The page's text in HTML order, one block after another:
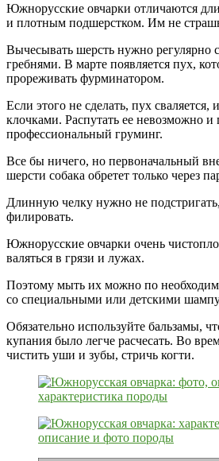
Южнорусские овчарки отличаются
и плотным подшерстком. Им не
Вычесывать шерсть нужно регулярно
гребнями. В марте появляется пух,
прореживать фурминатором.
Если этого не сделать, пух сваляется,
клочками. Распутать ее невозможно и
профессиональный груминг.
Все бы ничего, но первоначальный
шерсти собака обретет только через
Длинную челку нужно не
филировать.
Южнорусские овчарки очень
валяться в грязи и лужах.
Поэтому мыть их можно по
со специальными или детскими
Обязательно используйте бальзамы,
купания было легче расчесать. Во
чистить уши и зубы, стричь когти.